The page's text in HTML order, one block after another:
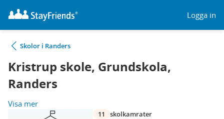
Logga in
Skolor i Randers
Kristrup skole, Grundskola,
Randers
Visa mer
11
skolkamrater